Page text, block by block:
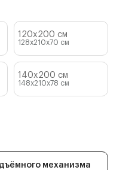
120x200 см
128x210x70 см
140x200 см
148x210x78 см
механизма